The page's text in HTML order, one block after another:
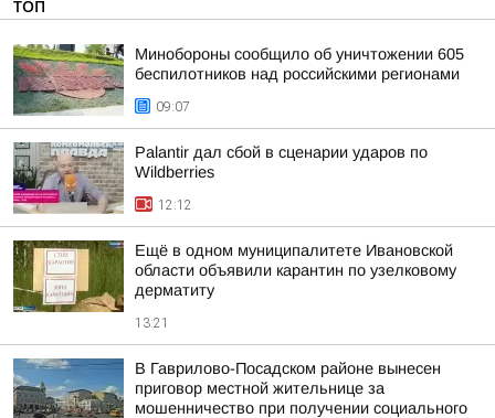
ТОП
Минобороны сообщило об уничтожении 605
беспилотников над российскими регионами
09:07
Palantir дал сбой в сценарии ударов по
Wildberries
12:12
Ещё в одном муниципалитете Ивановской
области объявили карантин по узелковому
дерматиту
13:21
В Гаврилово-Посадском районе вынесен
приговор местной жительнице за
мошенничество при получении социального